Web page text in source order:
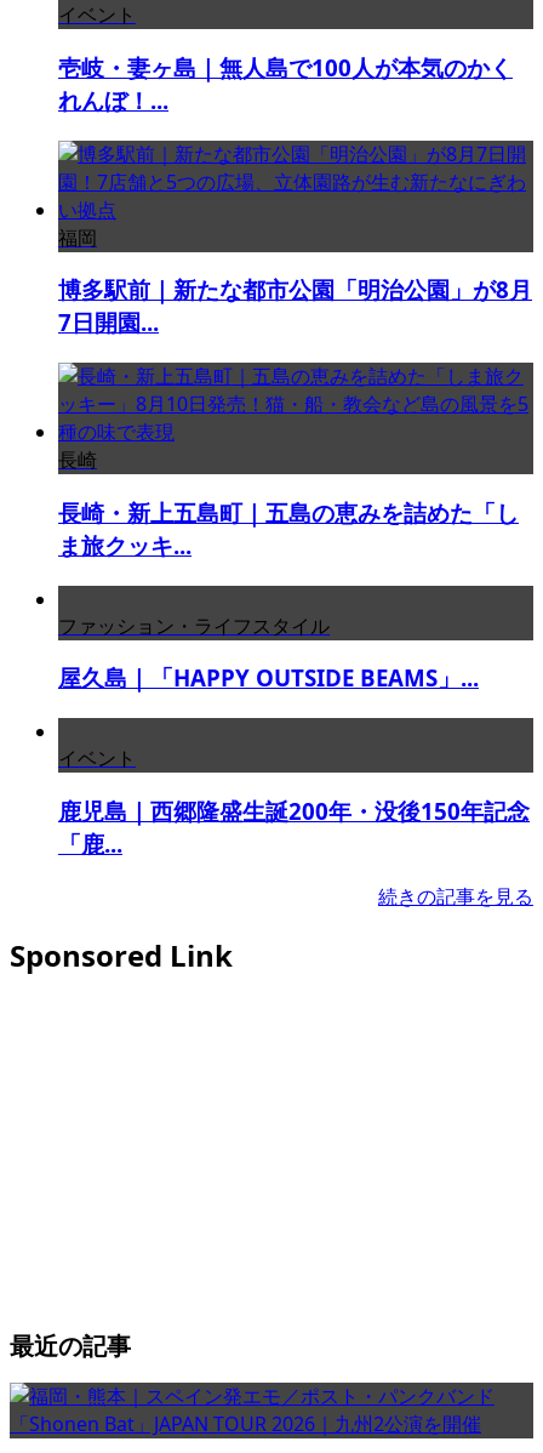
イベント
壱岐・妻ヶ島｜無人島で100人が本気のかく
れんぼ！...
福岡
博多駅前｜新たな都市公園「明治公園」が8月
7日開園...
長崎
長崎・新上五島町｜五島の恵みを詰めた「し
ま旅クッキ...
ファッション・ライフスタイル
屋久島｜「HAPPY OUTSIDE BEAMS」...
イベント
鹿児島｜西郷隆盛生誕200年・没後150年記念
「鹿...
続きの記事を見る
Sponsored Link
最近の記事